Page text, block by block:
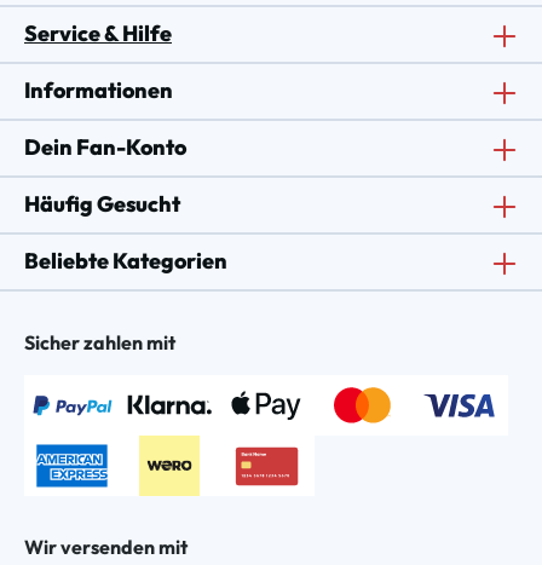
Service & Hilfe
Informationen
Dein Fan-Konto
Häufig Gesucht
Beliebte Kategorien
Sicher zahlen mit
Wir versenden mit